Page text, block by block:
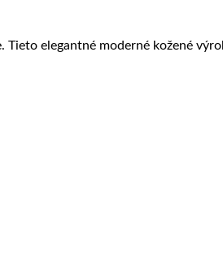
elegantné moderné kožené